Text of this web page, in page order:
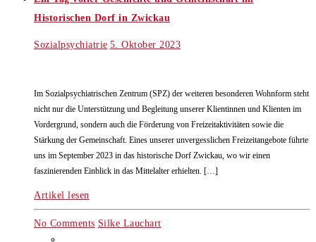
Historischen Dorf in Zwickau
Sozialpsychiatrie 5. Oktober 2023
Im Sozialpsychiatrischen Zentrum (SPZ) der weiteren besonderen Wohnform steht
nicht nur die Unterstützung und Begleitung unserer Klientinnen und Klienten im
Vordergrund, sondern auch die Förderung von Freizeitaktivitäten sowie die
Stärkung der Gemeinschaft. Eines unserer unvergesslichen Freizeitangebote führte
uns im September 2023 in das historische Dorf Zwickau, wo wir einen
faszinierenden Einblick in das Mittelalter erhielten. […]
Artikel lesen
No Comments Silke Lauchart